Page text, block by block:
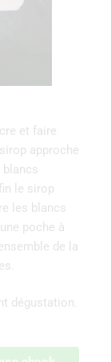
et faire
approche
blancs
le sirop
les blancs
poche à
de la
dégustation.